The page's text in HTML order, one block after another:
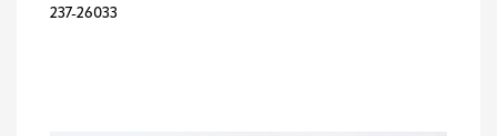
237-26033